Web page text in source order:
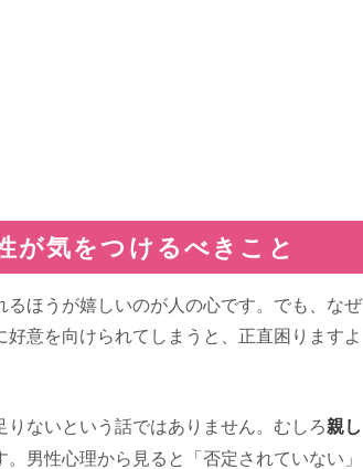
が気をつけるべきこと
るほうが嬉しいのが人の心です。でも、なぜ
意を向けられてしまうと、正直困りますよ
ないという話ではありません。むしろ親し
男性心理から見ると「否定されていない」